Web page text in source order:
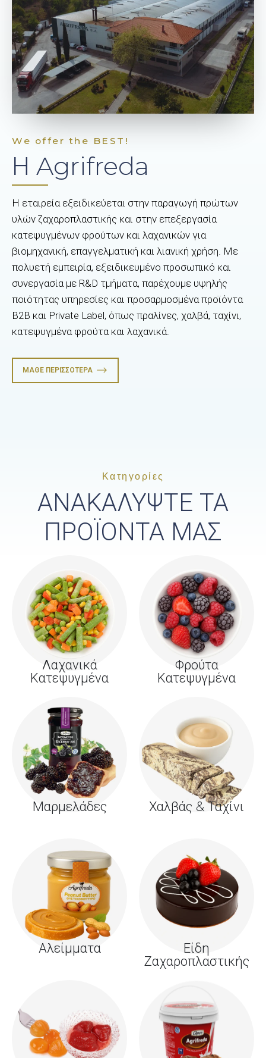
We offer the BEST!
Η Agrifreda
Η εταιρεία εξειδικεύεται στην παραγωγή πρώτων
υλών ζαχαροπλαστικής και στην επεξεργασία
κατεψυγμένων φρούτων και λαχανικών για
βιομηχανική, επαγγελματική και λιανική χρήση. Με
πολυετή εμπειρία, εξειδικευμένο προσωπικό και
συνεργασία με R&D τμήματα, παρέχουμε υψηλής
ποιότητας υπηρεσίες και προσαρμοσμένα προϊόντα
B2B και Private Label, όπως πραλίνες, χαλβά, ταχίνι,
κατεψυγμένα φρούτα και λαχανικά.
ΜΆΘΕ ΠΕΡΙΣΣΌΤΕΡΑ
Κατηγορίες
ΑΝΑΚΑΛΥΨΤΕ ΤΑ
ΠΡΟΪΟΝΤΑ ΜΑΣ
Λαχανικά
Κατεψυγμένα
Φρούτα
Κατεψυγμένα
Μαρμελάδες Χαλβάς & Ταχίνι
Αλείμματα
Είδη
Ζαχαροπλαστικής